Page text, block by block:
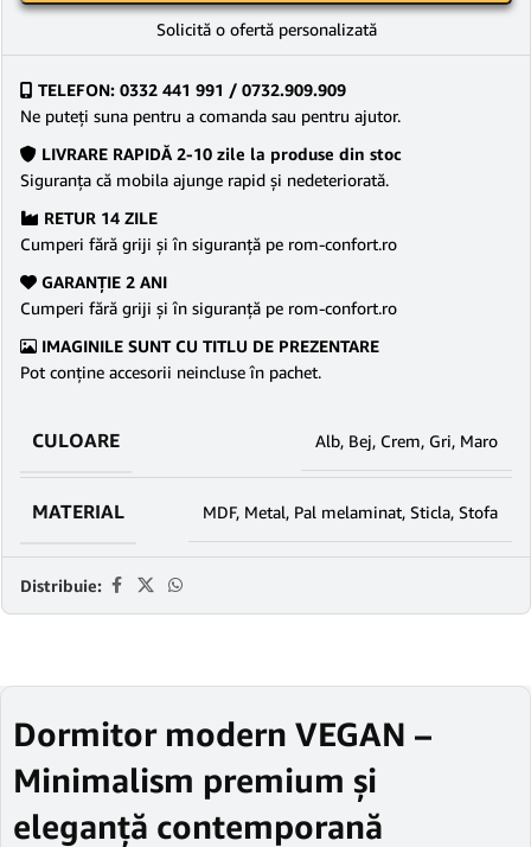
Solicită o ofertă personalizată
TELEFON: 0332 441 991 / 0732.909.909
Ne puteţi suna pentru a comanda sau pentru ajutor.
LIVRARE RAPIDĂ 2-10 zile la produse din stoc
Siguranţa că mobila ajunge rapid şi nedeteriorată.
RETUR 14 ZILE
Cumperi fără griji şi în siguranţă pe rom-confort.ro
GARANŢIE 2 ANI
Cumperi fără griji şi în siguranţă pe rom-confort.ro
IMAGINILE SUNT CU TITLU DE PREZENTARE
Pot conține accesorii neincluse în pachet.
CULOARE Alb, Bej, Crem, Gri, Maro
MATERIAL MDF, Metal, Pal melaminat, Sticla, Stofa
Distribuie:
Dormitor modern VEGAN –
Minimalism premium și
eleganță contemporană